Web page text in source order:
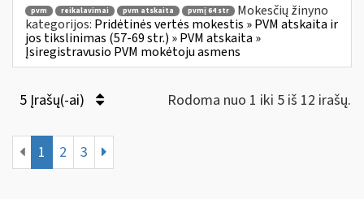
pvm reikalavimai pvm atskaita pvmį 64 str
Mokesčių žinyno
kategorijos: Pridėtinės vertės mokestis » PVM atskaita ir
jos tikslinimas (57-69 str.) » PVM atskaita »
Įsiregistravusio PVM mokėtoju asmens
5 Įrašų(-ai) Rodoma nuo 1 iki 5 iš 12 irašų.
1 2 3